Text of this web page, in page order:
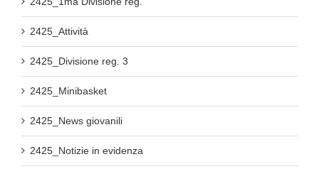
2425_Attività
2425_Divisione reg. 3
2425_Minibasket
2425_News giovanili
2425_Notizie in evidenza